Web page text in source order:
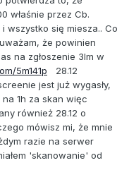
właśnie przez Cb.
wszystko się miesza.. Co
że powinien
na zgłoszenie 3lm w
5m141p 28.12
jest już wygasły,
1h za skan więc
również 28.12 o
mówisz mi, że mnie
razie na serwer
'skanowanie' od